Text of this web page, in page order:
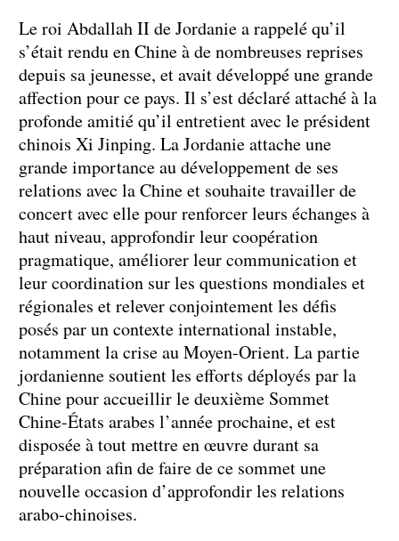
Le roi Abdallah II de Jordanie a rappelé qu’il
s’était rendu en Chine à de nombreuses reprises
depuis sa jeunesse, et avait développé une grande
affection pour ce pays. Il s’est déclaré attaché à la
profonde amitié qu’il entretient avec le président
chinois Xi Jinping. La Jordanie attache une
grande importance au développement de ses
relations avec la Chine et souhaite travailler de
concert avec elle pour renforcer leurs échanges à
haut niveau, approfondir leur coopération
pragmatique, améliorer leur communication et
leur coordination sur les questions mondiales et
régionales et relever conjointement les défis
posés par un contexte international instable,
notamment la crise au Moyen-Orient. La partie
jordanienne soutient les efforts déployés par la
Chine pour accueillir le deuxième Sommet
Chine-États arabes l’année prochaine, et est
disposée à tout mettre en œuvre durant sa
préparation afin de faire de ce sommet une
nouvelle occasion d’approfondir les relations
arabo-chinoises.